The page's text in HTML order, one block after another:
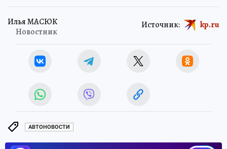
Илья МАСЮК
Новостник
Источник: kp.ru
АВТОНОВОСТИ